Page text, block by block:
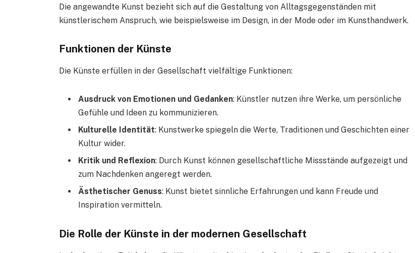
Die angewandte Kunst bezieht sich auf die Gestaltung von Alltagsgegenständen mit
künstlerischem Anspruch, wie beispielsweise im Design, in der Mode oder im Kunsthandwerk.
Funktionen der Künste
Die Künste erfüllen in der Gesellschaft vielfältige Funktionen:
Ausdruck von Emotionen und Gedanken: Künstler nutzen ihre Werke, um persönliche
Gefühle und Ideen zu kommunizieren.
Kulturelle Identität: Kunstwerke spiegeln die Werte, Traditionen und Geschichten einer
Kultur wider.
Kritik und Reflexion: Durch Kunst können gesellschaftliche Missstände aufgezeigt und
zum Nachdenken angeregt werden.
Ästhetischer Genuss: Kunst bietet sinnliche Erfahrungen und kann Freude und
Inspiration vermitteln.
Die Rolle der Künste in der modernen Gesellschaft